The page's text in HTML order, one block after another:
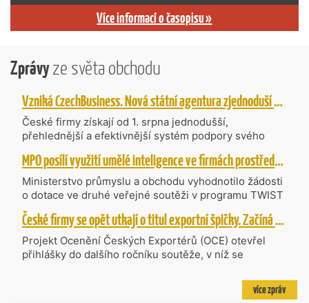
Více informací o časopisu »
Zprávyze světa obchodu
Vzniká CzechBusiness. Nová státní agentura zjednoduší podporu českých firem
České firmy získají od 1. srpna jednodušší,
přehlednější a efektivnější systém podpory svého
CzechBusiness, která propojuje dosavadní
kompetence agentur CzechTrade a CzechInvest.
Firmám nabídne jednoho partnera pro rozvoj od
inovací až po zahraniční expanzi.
MPO posílí využití umělé inteligence ve firmách prostřednictvím 40 projektů z programu TWIST
Ministerstvo průmyslu a obchodu vyhodnotilo žádosti
o dotace ve druhé veřejné soutěži v programu TWIST
– Transfer, Výzkum, Vývoj a Inovace pro Strategické
Technologie, do které bylo podáno 318 návrhů
projektů požadujících dotaci o celkovém objemu 4,27
mld. Kč. Částkou 630 mil. Kč bude podpořeno čtyřicet
nejlépe hodnocených projektů zaměřených na
výzkum v oblasti umělé inteligence a její aplikace do
podnikových procesů a do vývoje nových produktů na
České firmy se opět utkají o titul exportní špičky. Začíná další ročník Ocenění Českých Exportérů
Projekt Ocenění Českých Exportérů (OCE) otevřel
přihlášky do dalšího ročníku soutěže, v níž se
Projekt dlouhodobě vyzdvihuje, podporuje a oceňuje
podniky, které úspěšně prosazují své produkty avíce zpráv